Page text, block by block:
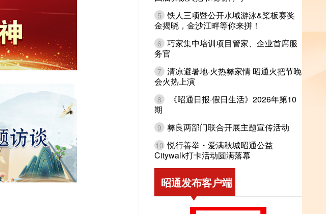
5 铁人三项暨公开水域游泳&桨板赛奖
金揭晓，金沙江畔等你来拼！
6 巧家集中培训项目管家、企业首席服
务官
7 清凉避暑地·火热彝家情 昭通火把节晚
会火热上演
8
《昭通日报·假日生活》2026年第10
期
9 彝良两部门联合开展主题宣传活动
10 悦行善举・爱满秋城昭通公益
Citywalk打卡活动圆满落幕
昭通发布客户端